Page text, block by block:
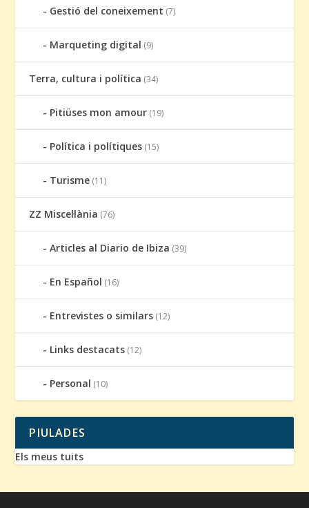
Gestió del coneixement (7)
Marqueting digital (9)
Terra, cultura i política (34)
Pitiüses mon amour (19)
Política i polítiques (15)
Turisme (11)
ZZ Miscel·lània (76)
Articles al Diario de Ibiza (39)
En Español (16)
Entrevistes o similars (12)
Links destacats (12)
Personal (10)
PIULADES
Els meus tuits